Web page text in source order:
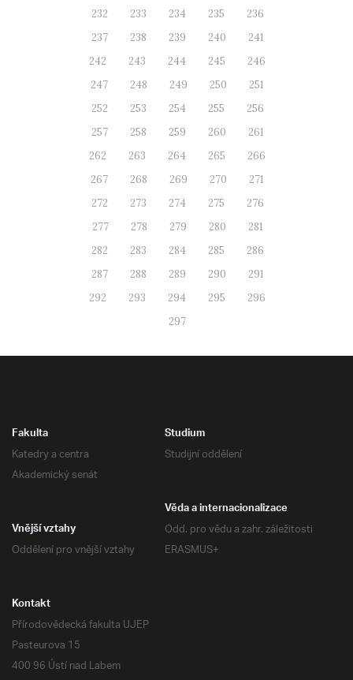
232
233 234 235
236
237
238 239 240
241
242
243 244 245
246
247
248 249 250
251
252
253 254 255
256
257
258 259 260
261
262
263 264 265
266
267
268 269 270
271
272
273 274 275
276
277
278 279 280
281
282
283 284 285
286
287
288 289 290
291
292
293 294 295
296
297
Fakulta
Katedry a centra
Akademický senát
Studium
Studijní oddělení
Věda a internacionalizace
Odd. pro vědu a zahr. záležitosti
ERASMUS+
Vnější vztahy
Oddělení pro vnější vztahy
Kontakt
Přírodovědecká fakulta UJEP
Pasteurova 15
400 96 Ústí nad Labem